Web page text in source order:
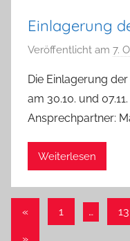
Einlagerung
Veröffentlicht am 7.
Die Einlagerung
am 30.10. und
Ansprechpartner:
Weiterlesen
der
«Vorherige
1 … 13
Nächste